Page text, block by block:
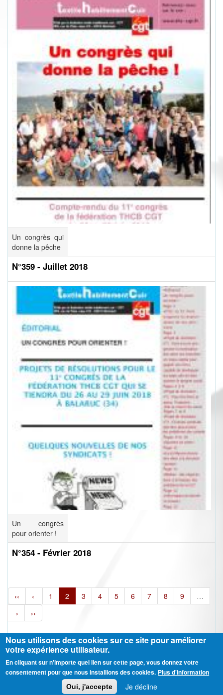
Un congrès qui
donne la pêche
N°359 - Juillet 2018
Un congrès
pour orienter !
N°354 - Février 2018
‹‹ ‹ 1 2 3 4 5 6 7 8 9
…
›
››
Ⓒ CGT Fédération THCB - Tous les droits réservés - Mentions légales
Contactez-nous
Nous utilisons des cookies sur ce site pour améliorer
votre expérience utilisateur.
En cliquant sur n'importe quel lien sur cette page, vous donnez votre
consentement pour que nous installions des cookies. Plus d'information
Oui, j'accepte Je décline